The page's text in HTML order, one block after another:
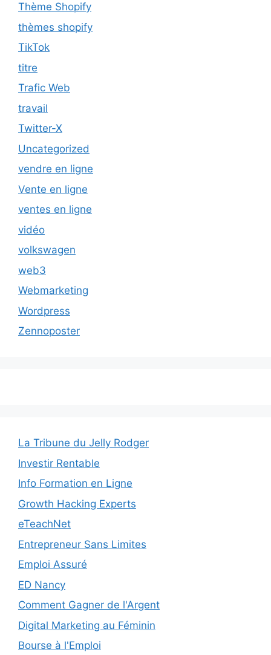
Thème Shopify
thèmes shopify
TikTok
titre
Trafic Web
travail
Twitter-X
Uncategorized
vendre en ligne
Vente en ligne
ventes en ligne
vidéo
volkswagen
web3
Webmarketing
Wordpress
Zennoposter
La Tribune du Jelly Rodger
Investir Rentable
Info Formation en Ligne
Growth Hacking Experts
eTeachNet
Entrepreneur Sans Limites
Emploi Assuré
ED Nancy
Comment Gagner de l'Argent
Digital Marketing au Féminin
Bourse à l'Emploi